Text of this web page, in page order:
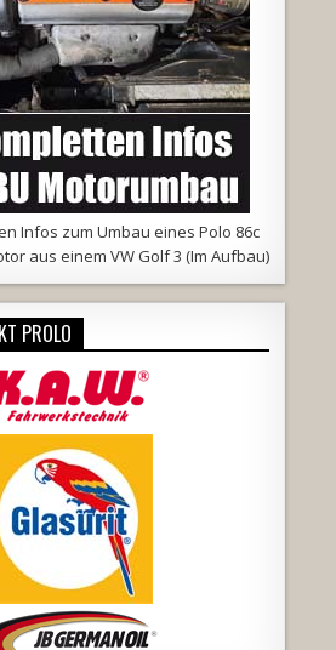
Infos zum Umbau eines Polo 86c
aus einem VW Golf 3 (Im Aufbau)
PROLO